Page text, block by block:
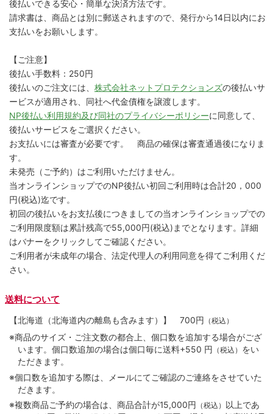
後払いできる安心・簡単な決済方法です。
請求書は、商品とは別に郵送されますので、発行から14日以内にお
支払いをお願いします。
【ご注意】
後払い手数料：250円
後払いのご注文には、 株式会社ネットプロテクションズの後払いサ
ービスが適用され、同社へ代金債権を譲渡します。
NP後払い利用規約及び同社のプライバシーポリシーに同意して、
後払いサービスをご選択ください。
お支払いには審査が必要です。 商品の確保は審査通過後になりま
す。
未発売（ご予約）はご利用いただけません。
当オンラインショップでのNP後払い初回ご利用時は合計20，000
円(税込)迄です。
初回の後払いをお支払後につきましての当オンラインショップでの
ご利用限度額は累計残高で55,000円(税込)までとなります。詳細
はバナーをクリックしてご確認ください。
ご利用者が未成年の場合、法定代理人の利用同意を得てご利用くだ
さい。
送料について
【北海道（北海道内の離島も含みます）】 700円 （税込）
※商品のサイズ・ご注文数の都合上、個口数を追加する場合がござ
います。個口数追加の場合は個口毎に送料+550 円 （税込） をい
ただきます。
※個口数を追加する際は、メールにてご確認のご連絡をさせていた
だきます。
※複数商品ご予約の場合は、商品合計が15,000円 （税込） 以上であ